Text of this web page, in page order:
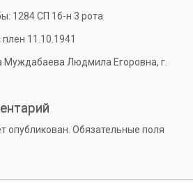
1284 CП 1б-н 3 рота
11.10.1941
Муждабаева Людмила Егоровна, г.
опубликован. Обязательные поля